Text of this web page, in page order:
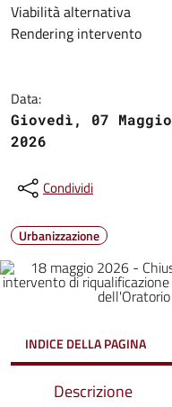
Viabilità alternativa
Rendering intervento
Data:
Giovedì, 07 Maggio
2026
Condividi
Urbanizzazione
INDICE DELLA PAGINA
Descrizione